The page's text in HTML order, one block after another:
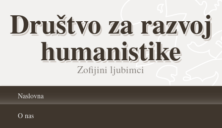
Društvo za razvoj
humanistike
Zofijini ljubimci
Naslovna
O nas